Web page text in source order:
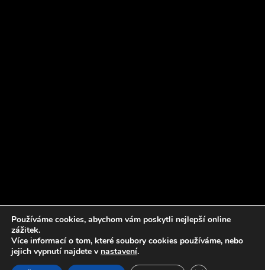
Používáme cookies, abychom vám poskytli nejlepší online
zážitek.
Více informací o tom, které soubory cookies používáme, nebo
jejich vypnutí najdete v nastavení.